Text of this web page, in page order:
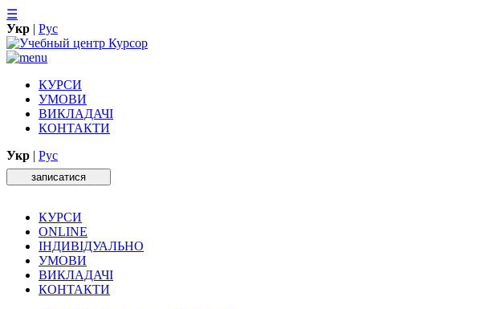
☰
Укр | Рус
КУРСИ
УМОВИ
ВИКЛАДАЧІ
КОНТАКТИ
Укр | Рус
записатися
КУРСИ
ONLINE
ІНДИВІДУАЛЬНО
УМОВИ
ВИКЛАДАЧІ
КОНТАКТИ